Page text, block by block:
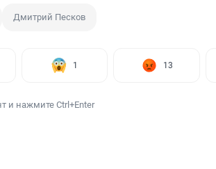
Дмитрий Песков
1 13
и нажмите Ctrl+Enter